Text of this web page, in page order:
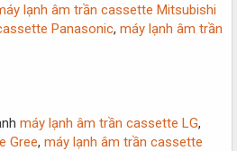
lạnh âm trần cassette Mitsubishi
Panasonic, máy lạnh âm trần
máy lạnh âm trần cassette LG,
Gree, máy lạnh âm trần cassette